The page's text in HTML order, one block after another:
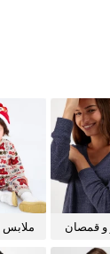
و قمصان
ملابس